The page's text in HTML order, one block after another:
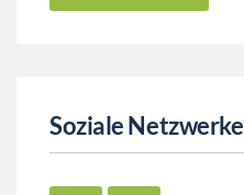
Soziale Netzwerke